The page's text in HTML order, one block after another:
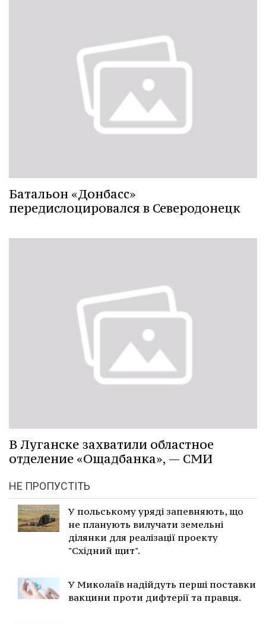
Батальон «Донбасс»
передислоцировался в Северодонецк
В Луганске захватили областное
отделение «Ощадбанка», — СМИ
НЕ ПРОПУСТІТЬ
У польському уряді запевняють, що
не планують вилучати земельні
ділянки для реалізації проекту
"Східний щит".
У Миколаїв надійдуть перші поставки
вакцини проти дифтерії та правця.